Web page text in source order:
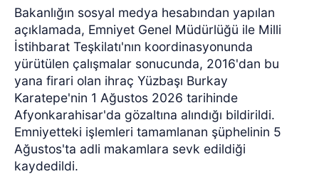
Bakanlığın sosyal medya hesabından yapılan
açıklamada, Emniyet Genel Müdürlüğü ile Milli
İstihbarat Teşkilatı'nın koordinasyonunda
yürütülen çalışmalar sonucunda, 2016'dan bu
yana firari olan ihraç Yüzbaşı Burkay
Karatepe'nin 1 Ağustos 2026 tarihinde
Afyonkarahisar'da gözaltına alındığı bildirildi.
Emniyetteki işlemleri tamamlanan şüphelinin 5
Ağustos'ta adli makamlara sevk edildiği
kaydedildi.